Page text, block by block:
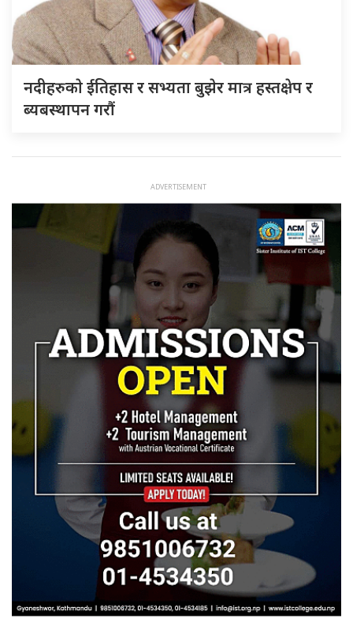
नदीहरुकाे ईतिहास र सभ्यता बुझेर मात्र हस्तक्षेप र
ब्यबस्थापन गराैं